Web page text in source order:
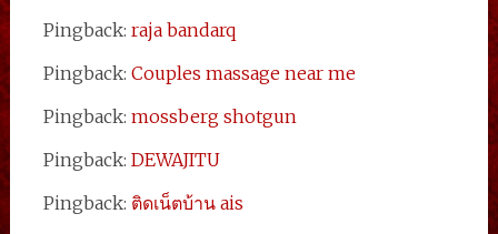
Pingback: raja bandarq
Pingback: Couples massage near me
Pingback: mossberg shotgun
Pingback: DEWAJITU
Pingback: ติดเน็ตบ้าน ais